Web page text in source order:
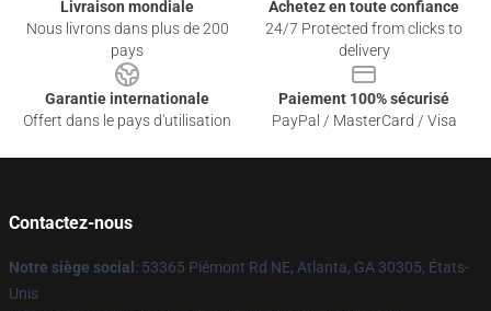
Livraison mondiale
Nous livrons dans plus de 200
pays
Achetez en toute confiance
24/7 Protected from clicks to
delivery
Garantie internationale
Offert dans le pays d'utilisation
Paiement 100% sécurisé
PayPal / MasterCard / Visa
Contactez-nous
Notre siège social : 53365 Piémont Rd NE, Atlanta, GA 30305, États-
Unis